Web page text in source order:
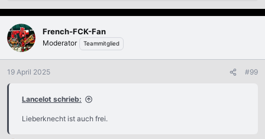
a
k
t
i
o
n
French-FCK-Fan
Moderator Teammitglied
19 April 2025 #99
Lancelot schrieb:
Lieberknecht ist auch frei.